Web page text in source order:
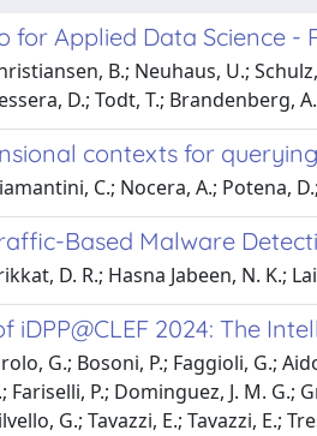
for Applied Data Science -
B.; Neuhaus, U.;
D.; Todt, T.; Brandenberg,
contexts for
C.; Nocera, A.; Potena,
Based Malware
D. R.; Hasna Jabeen, N. K.;
iDPP@CLEF 2024: The
G.; Bosoni, P.; Faggioli, G.;
Fariselli, P.; Dominguez, J. M. G.;
G.; Tavazzi, E.; Tavazzi, E.;